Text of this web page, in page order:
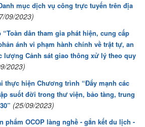
mục dịch vụ công trực tuyến trên địa
09/2023)
dân tham gia phát hiện, cung cấp
ánh vi phạm hành chính về trật tự, an
lượng Cảnh sát giao thông xử lý theo quy
2023)
thực hiện Chương trình “Đẩy mạnh các
suốt đời trong thư viện, bảo tàng, trung
(25/09/2023)
phẩm OCOP làng nghề - gắn kết du lịch -